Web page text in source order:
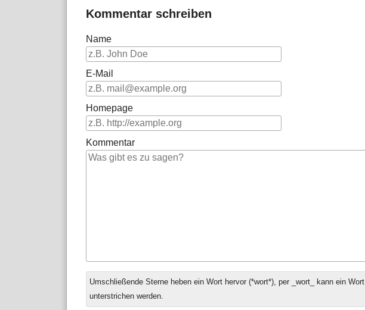
Kommentar schreiben
Name
E-Mail
Homepage
Kommentar
Antwort
zu
Umschließende Sterne heben ein Wort hervor (*wort*), per _wort_ kann ein Wort
unterstrichen werden.